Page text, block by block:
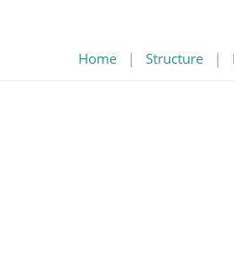
Home | Structure |